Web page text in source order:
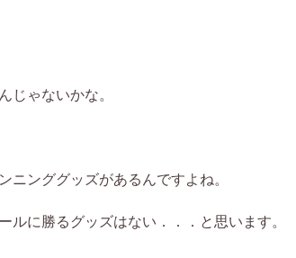
じゃないかな。
ンググッズがあるんですよね。
に勝るグッズはない．．．と思います。